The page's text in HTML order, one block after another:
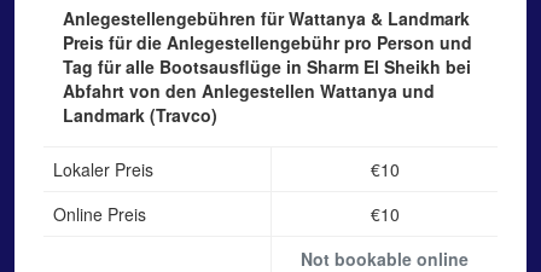
Anlegestellengebühren für Wattanya & Landmark
Preis für die Anlegestellengebühr pro Person und
Tag für alle Bootsausflüge in Sharm El Sheikh bei
Abfahrt von den Anlegestellen Wattanya und
Landmark (Travco)
Lokaler Preis
€10
Online Preis
€10
Not bookable online